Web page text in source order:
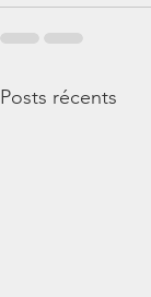
Posts récents